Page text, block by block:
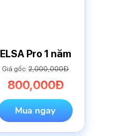
ELSA Pro 1 năm
Giá gốc: 2,000,000Đ
800,000Đ
Mua ngay